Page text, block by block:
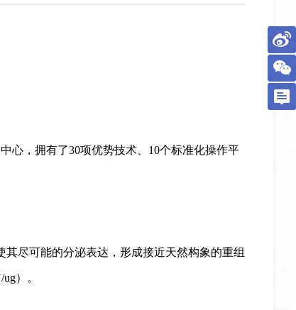
心，拥有了30项优势技术、10个标准化操作平
其尽可能的分泌表达 ，形成接近天然构象的重组
ug）。